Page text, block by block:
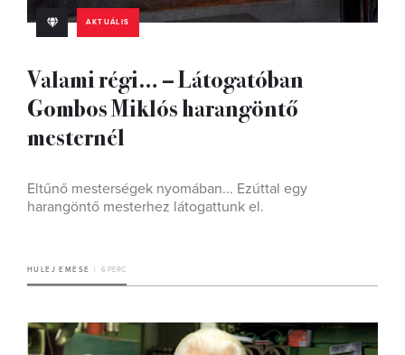
AKTUÁLIS
Valami régi… – Látogatóban
Gombos Miklós harangöntő
mesternél
Eltűnő mesterségek nyomában... Ezúttal egy
harangöntő mesterhez látogattunk el.
HULEJ EMESE 6 PERC